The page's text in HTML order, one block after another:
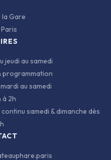
la Gare
jeudi au samedi
programmation
au samedi
à 2h
continu samedi & dimanche dès